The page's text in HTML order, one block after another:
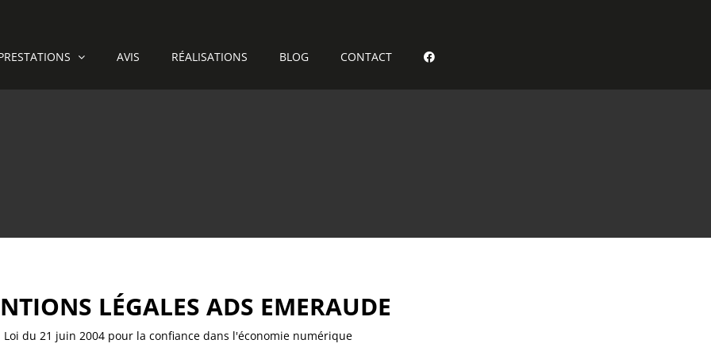
AVIS RÉALISATIONS BLOG CONTACT
LÉGALES ADS EMERAUDE
Loi du 21 juin 2004 pour la confiance dans l'économie numérique